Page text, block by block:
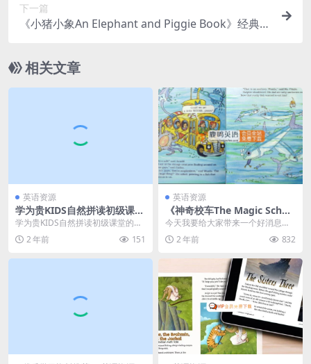
下一篇
《小猪小象An Elephant and Piggie Book》经典情
载！
相关文章
英语资源
学为贵KIDS自然拼读初级课堂
《26个字母的奥秘》视频课程
学为贵KIDS自然拼读初级课堂的
《26个字母的奥秘》视频课程是一
门专为儿童设计的...
2 年前 151
英语资源
《神奇校车The Magic Schoo
l Bus》全季视频+音频+绘本 –
今天我要给大家带来一个好消息
——《神奇校车The Magic School
Bu...2 年前 832